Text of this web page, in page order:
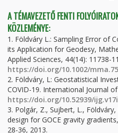
A TÉMAVEZETŐ FENTI
KÖZLEMÉNYE:
1. Földváry L.: Sampling Error of
its Application for Geodesy,
Applied Sciences, 44(14): 11738-
https://doi.org/10.1002/
2. Földváry, L: Geostatistical
COVID-19. International Journal
https://doi.org/10.52939/
3. Polgár, Z., Sujbert, L.,
design for GOCE gravity
28-36, 2013.